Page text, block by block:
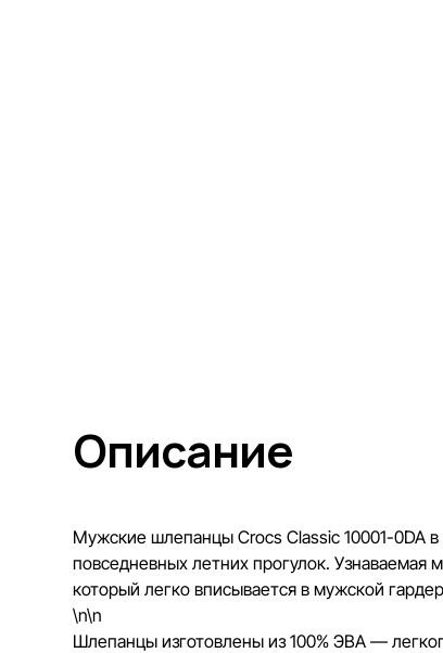
Описание
Мужские шлепанцы Crocs Classic 10001-0DA
повседневных летних прогулок. Узнаваемая
который легко вписывается в мужской
\n\n
Шлепанцы изготовлены из 100% ЭВА —